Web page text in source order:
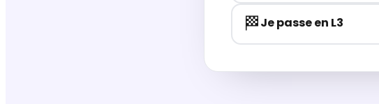
🏁Je passe en L3